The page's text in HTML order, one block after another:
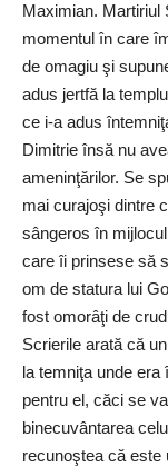
Maximian. Martiriul
momentul în care
de omagiu şi
adus jertfă la
ce i-a adus
Dimitrie însă nu
ameninţărilor. Se
mai curajoşi dintre
sângeros în
care îi prinsese să
om de statura lui
fost omorâţi de
Scrierile arată că
la temniţa unde
pentru el, căci se
binecuvântarea
recunoştea că este